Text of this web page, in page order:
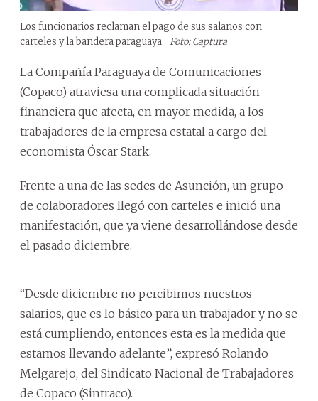
Los funcionarios reclaman el pago de sus salarios con
carteles y la bandera paraguaya. Foto: Captura
La Compañía Paraguaya de Comunicaciones
(Copaco) atraviesa una complicada situación
financiera que afecta, en mayor medida, a los
trabajadores de la empresa estatal a cargo del
economista Óscar Stark.
Frente a una de las sedes de Asunción, un grupo
de colaboradores llegó con carteles e inició una
manifestación, que ya viene desarrollándose desde
el pasado diciembre.
“Desde diciembre no percibimos nuestros
salarios, que es lo básico para un trabajador y no se
está cumpliendo, entonces esta es la medida que
estamos llevando adelante”, expresó Rolando
Melgarejo, del Sindicato Nacional de Trabajadores
de Copaco (Sintraco).